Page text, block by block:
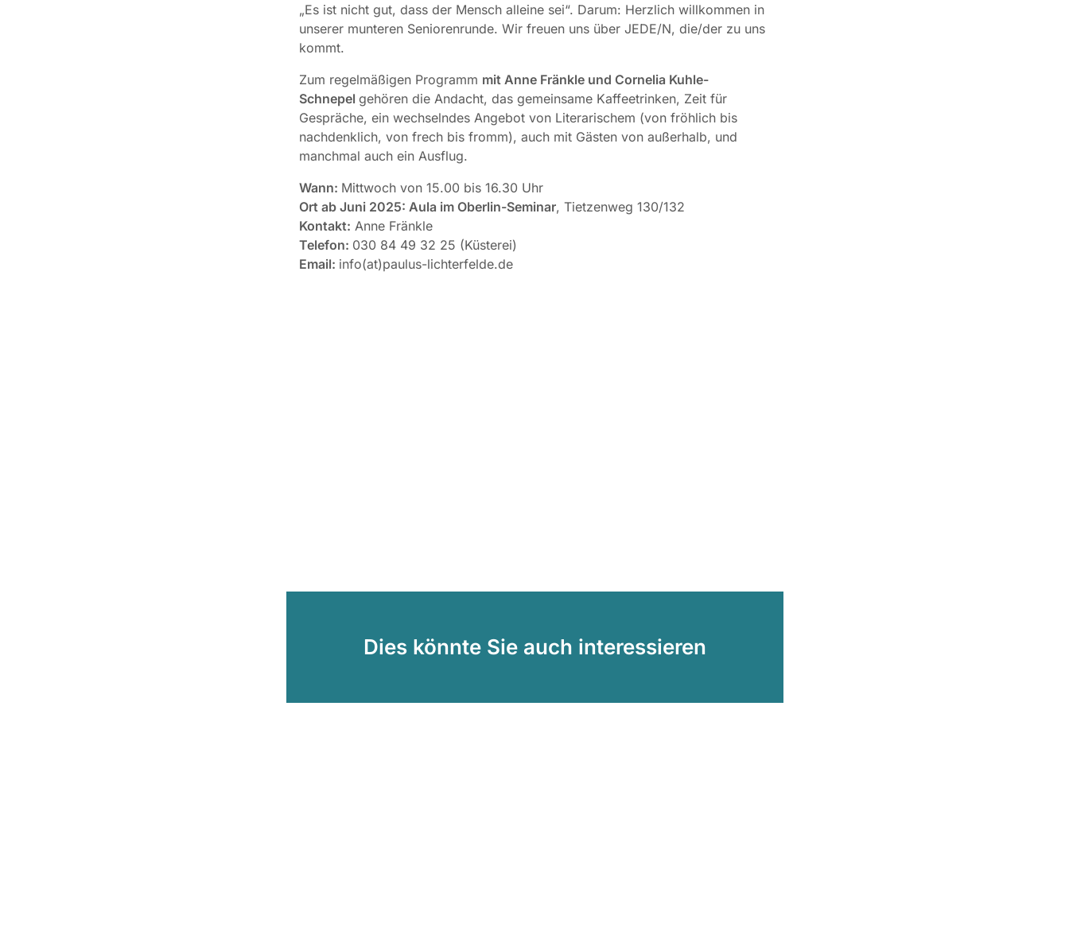
„Es ist nicht gut, dass der Mensch alleine sei“. Darum: Herzlich willkommen in
unserer munteren Seniorenrunde. Wir freuen uns über JEDE/N, die/der zu uns
kommt.
Zum regelmäßigen Programm mit Anne Fränkle und Cornelia Kuhle-
Schnepel gehören die Andacht, das gemeinsame Kaffeetrinken, Zeit für
Gespräche, ein wechselndes Angebot von Literarischem (von fröhlich bis
nachdenklich, von frech bis fromm), auch mit Gästen von außerhalb, und
manchmal auch ein Ausflug.
Wann: Mittwoch von 15.00 bis 16.30 Uhr
Ort ab Juni 2025: Aula im Oberlin-Seminar, Tietzenweg 130/132
Kontakt: Anne Fränkle
Telefon: 030 84 49 32 25 (Küsterei)
Email: info(at)paulus-lichterfelde.de
Dies könnte Sie auch interessieren